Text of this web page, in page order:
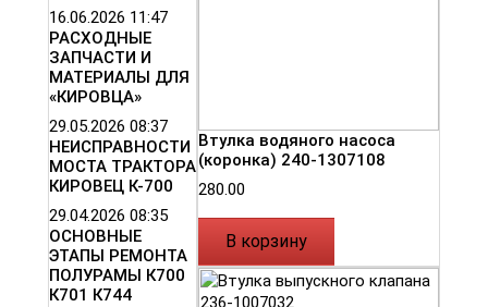
16.06.2026 11:47
РАСХОДНЫЕ
ЗАПЧАСТИ И
МАТЕРИАЛЫ ДЛЯ
«КИРОВЦА»
29.05.2026 08:37
НЕИСПРАВНОСТИ
МОСТА ТРАКТОРА
КИРОВЕЦ К-700
29.04.2026 08:35
ОСНОВНЫЕ
ЭТАПЫ РЕМОНТА
ПОЛУРАМЫ К700
К701 К744
Втулка водяного насоса
(коронка) 240-1307108
280.00
В корзину